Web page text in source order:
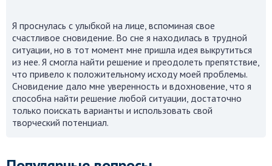
Я проснулась с улыбкой на лице, вспоминая свое
счастливое сновидение. Во сне я находилась в трудной
ситуации, но в тот момент мне пришла идея выкрутиться
из нее. Я смогла найти решение и преодолеть препятствие,
что привело к положительному исходу моей проблемы.
Сновидение дало мне уверенность и вдохновение, что я
способна найти решение любой ситуации, достаточно
только поискать варианты и использовать свой
творческий потенциал.